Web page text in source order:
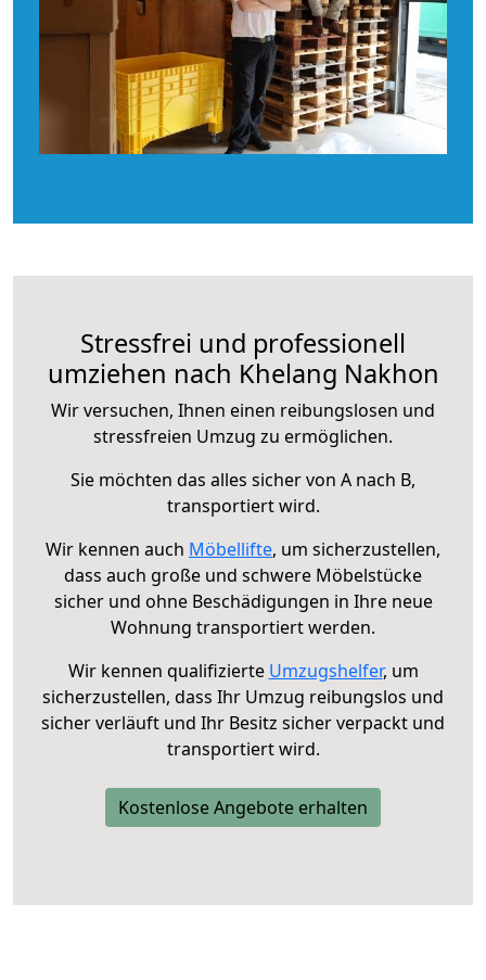
Stressfrei und professionell
umziehen nach Khelang Nakhon
Wir versuchen, Ihnen einen reibungslosen und
stressfreien Umzug zu ermöglichen.
Sie möchten das alles sicher von A nach B,
transportiert wird.
Wir kennen auch Möbellifte, um sicherzustellen,
dass auch große und schwere Möbelstücke
sicher und ohne Beschädigungen in Ihre neue
Wohnung transportiert werden.
Wir kennen qualifizierte Umzugshelfer, um
sicherzustellen, dass Ihr Umzug reibungslos und
sicher verläuft und Ihr Besitz sicher verpackt und
transportiert wird.
Kostenlose Angebote erhalten